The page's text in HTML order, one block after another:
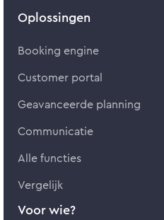
Oplossingen
Booking engine
Customer portal
Geavanceerde planning
Communicatie
Alle functies
Vergelijk
Voor wie?